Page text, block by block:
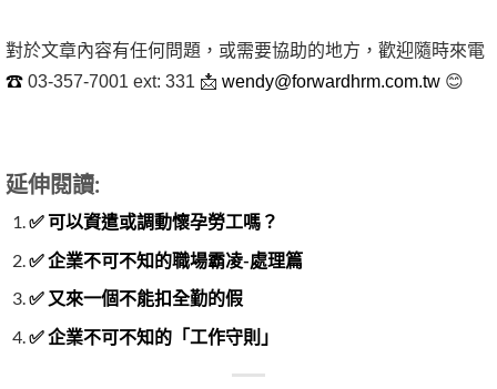
對於文章內容有任何問題，或需要協助的地方，歡迎隨時來電
☎ 03-357-7001 ext: 331 📩 wendy@forwardhrm.com.tw 😊
延伸閱讀:
✅ 可以資遣或調動懷孕勞工嗎？
✅ 企業不可不知的職場霸凌-處理篇
✅ 又來一個不能扣全勤的假
✅ 企業不可不知的「工作守則」